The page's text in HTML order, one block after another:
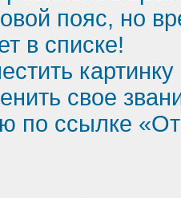
пояс, но
в списке!
свое
по ссылке